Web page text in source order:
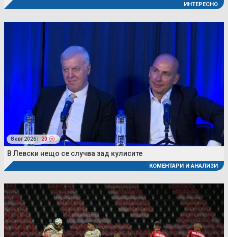
ИНТЕРЕСНО
8 авг 2026 | 20
В Левски нещо се случва зад кулисите
КОМЕНТАРИ И АНАЛИЗИ